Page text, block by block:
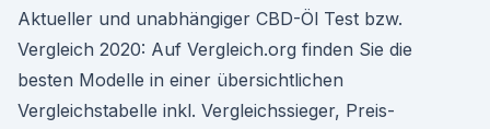
Aktueller und unabhängiger CBD-Öl Test bzw.
Vergleich 2020: Auf Vergleich.org finden Sie die
besten Modelle in einer übersichtlichen
Vergleichstabelle inkl. Vergleichssieger, Preis-